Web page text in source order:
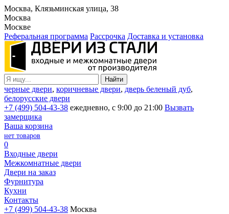
Москва, Клязьминская улица, 38
Москва
Москве
Реферальная программа Рассрочка Доставка и установка
черные двери, коричневые двери, дверь беленый дуб,
белорусские двери
+7 (499) 504-43-38 ежедневно, с 9:00 до 21:00 Вызвать
замерщика
Ваша корзина
нет товаров
0
Входные двери
Межкомнатные двери
Двери на заказ
Фурнитура
Кухни
Контакты
+7 (499) 504-43-38 Москва